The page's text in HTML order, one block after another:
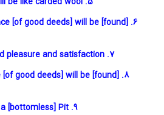
[of good deeds] will be [found]
7. Will be in a life of good pleasure and satisfaction.
[of good deeds] will be [found]
9. Will have his home in a [bottomless] Pit.